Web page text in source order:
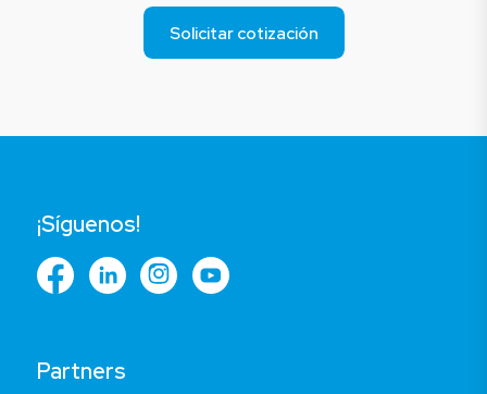
Solicitar cotización
Partners
¡Síguenos!